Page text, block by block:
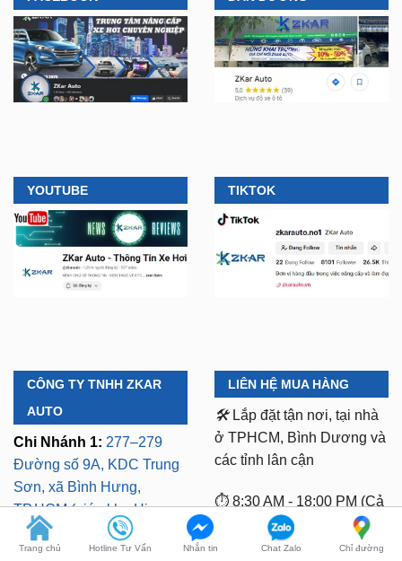
Đường số 9A, KDC Trung
Sơn, xã Bình Hưng,
TP.HCM (giáp khu Him
Lam Quận 7)
Chi Nhánh 2:
93 Trương
Định, P. Thủ Dầu Một,
🛠️Lắp đặt tận nơi, tại nhà
ở TPHCM, Bình Dương và
các tỉnh lân cận
⏱️ 8:30 AM - 18:00 PM (Cả
Mã số thuế:
0318103254 -
Ngày cấp phép:
Trang chủ Hotline Tư Vấn Nhắn tin Chat Zalo Chỉ đường